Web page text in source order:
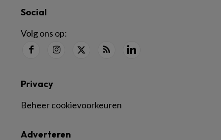
Social
Volg ons op:
Adverteren
Privacy
Beheer cookievoorkeuren